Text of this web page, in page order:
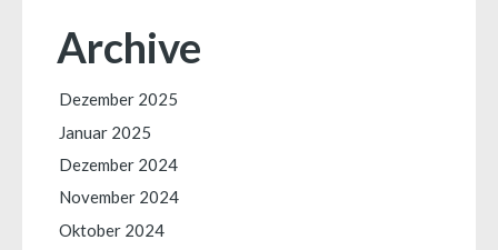
Archive
Dezember 2025
Januar 2025
Dezember 2024
November 2024
Oktober 2024